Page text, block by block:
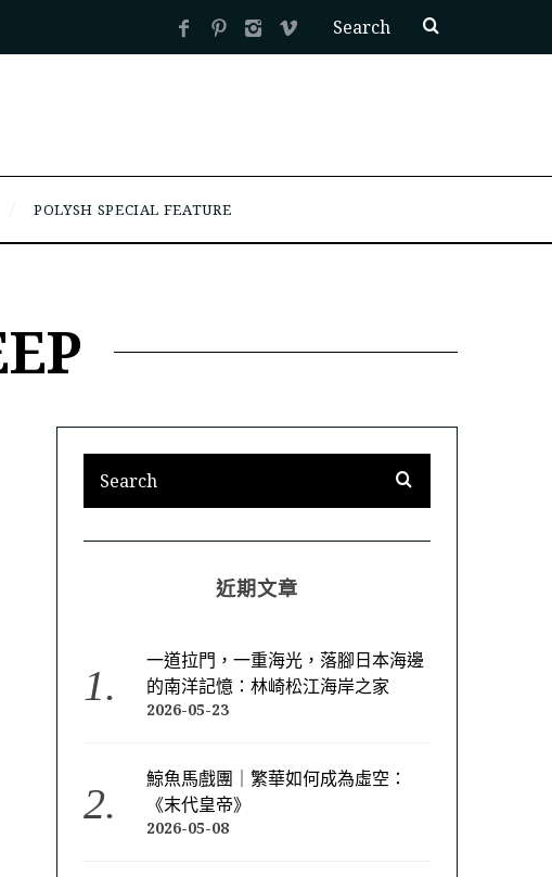
POLYSH SPECIAL FEATURE
近期文章
一道拉門，一重海光，落腳日本海邊
的南洋記憶：林崎松江海岸之家
2026-05-23
鯨魚馬戲團｜繁華如何成為虛空：
《末代皇帝》
2026-05-08